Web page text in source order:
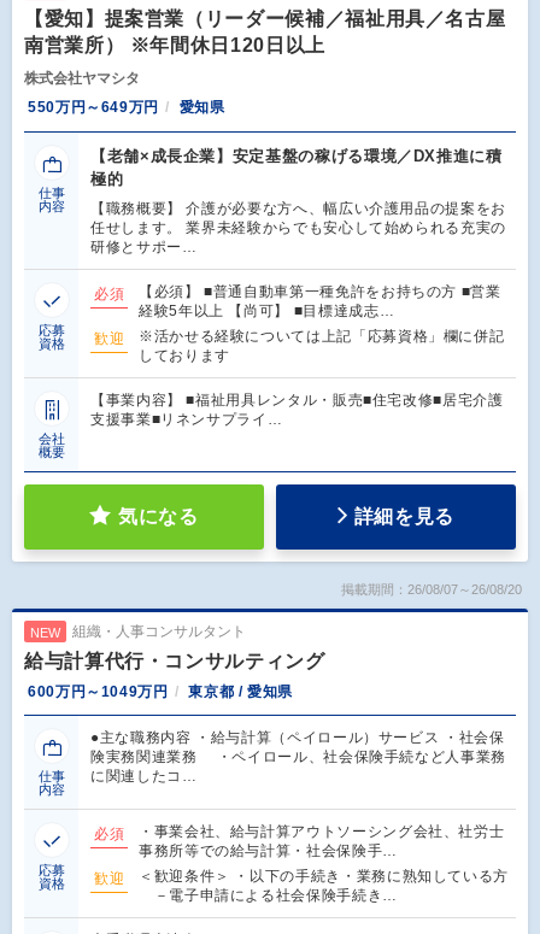
【愛知】提案営業（リーダー候補／福祉用具／名古屋
南営業所） ※年間休日120日以上
株式会社ヤマシタ
550万円～649万円
愛知県
仕事
内容
【老舗×成長企業】安定基盤の稼げる環境／DX推進に積
極的
【職務概要】 介護が必要な方へ、幅広い介護用品の提案をお
任せします。 業界未経験からでも安心して始められる充実の
研修とサポー…
応募
資格
必須
【必須】 ■普通自動車第一種免許をお持ちの方 ■営業
経験5年以上 【尚可】 ■目標達成志…
歓迎
※活かせる経験については上記「応募資格」欄に併記
しております
会社
概要
【事業内容】 ■福祉用具レンタル・販売■住宅改修■居宅介護
支援事業■リネンサプライ…
気になる 詳細を見る
掲載期間：26/08/07～26/08/20
NEW 組織・人事コンサルタント
給与計算代行・コンサルティング
600万円～1049万円 東京都 / 愛知県
仕事
内容
●主な職務内容 ・給与計算（ペイロール）サービス ・社会保
険実務関連業務 ・ペイロール、社会保険手続など人事業務
に関連したコ…
応募
資格
必須
・事業会社、給与計算アウトソーシング会社、社労士
事務所等での給与計算・社会保険手…
歓迎
＜歓迎条件＞ ・以下の手続き・業務に熟知している方
－電子申請による社会保険手続き…